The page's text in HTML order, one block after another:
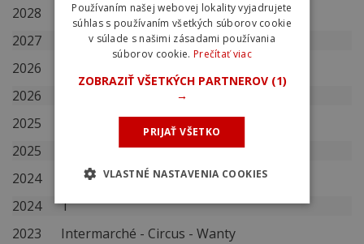
2028
Intermarché - Wanty
2027
Intermarché - Wanty
2026
2026
2025
Intermarché - Wanty
2025
2024
Intermarché - Wanty
2024
1
2023
Intermarché - Circus - Wanty
Používaním našej webovej lokality vyjadrujete
súhlas s používaním všetkých súborov cookie
v súlade s našimi zásadami používania
súborov cookie. Prečítať viac
ZOBRAZIŤ VŠETKÝCH PARTNEROV (1)
→
PRIJAŤ VŠETKO
VLASTNÉ NASTAVENIA COOKIES